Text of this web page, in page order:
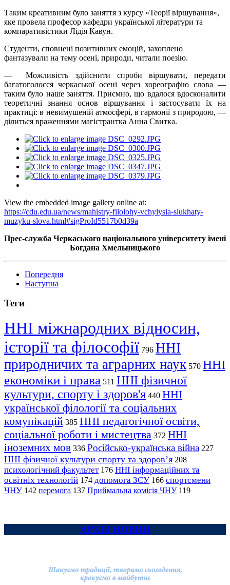
Таким креативним було заняття з курсу «Теорії віршування»,
яке провела професор кафедри української літератури та
компаративістики Лідія Кавун.
Студенти, сповнені позитивних емоцій, захоплено
фантазували на тему осені, природи, читали поезію.
— Можливість здійснити спроби віршувати, передати
багатоголосся черкаської осені через хореографію слова —
таким було наше заняття. Приємно, що вдалося вдосконалити
теоретичні знання основ віршування і застосувати їх на
практиці: в невимушеній атмосфері, в гармонії з природою, —
ділиться враженнями магістрантка Анна Свитка.
View the embedded image gallery online at:
https://cdu.edu.ua/news/mahistry-filolohy-vchylysia-slukhaty-
muzyku-slova.html#sigProId5517b0d39a
Прес-служба Черкаського національного університету імені
Богдана Хмельницького
Попередня
Наступна
Теги
ННІ міжнародних відносин,
історії та філософії 796 ННІ
природничих та аграрних наук 570 ННІ
економіки і права 511 ННІ фізичної
культури, спорту і здоров'я 440 ННІ
української філології та соціальних
комунікацій 385 ННІ педагогічної освіти,
соціальної роботи і мистецтва 372 ННІ
іноземних мов 336 Російсько-українська війна 227
ННІ фізичної культури спорту та здоров’я 208
психологічний факультет 176 ННІ інформаційних та
освітніх технологій 174 допомога ЗСУ 166 спортсмени
ЧНУ 142 перемога 137 Приймальна комісія ЧНУ 119
АРХІВ НОВИН